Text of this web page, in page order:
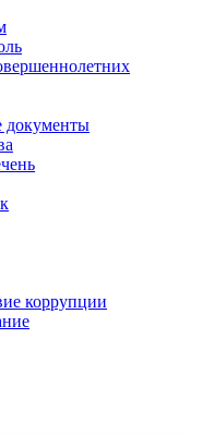
документы
коррупции